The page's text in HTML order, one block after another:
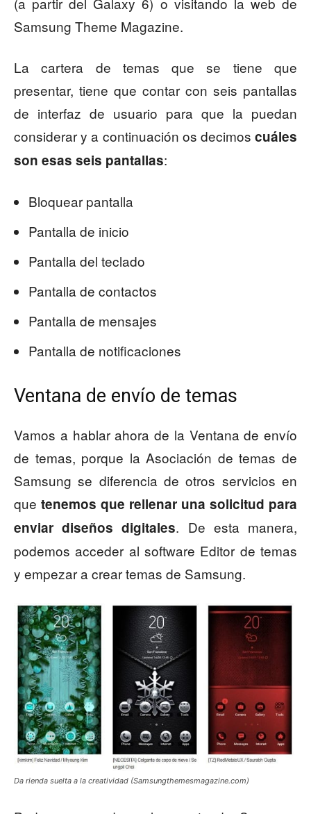
Samsung Theme Magazine.
La cartera de temas que se tiene que
presentar, tiene que contar con seis pantallas
de interfaz de usuario para que la puedan
considerar y a continuación os decimos cuáles
son esas seis pantallas:
Bloquear pantalla
Pantalla de inicio
Pantalla del teclado
Pantalla de contactos
Pantalla de mensajes
Pantalla de notificaciones
Ventana de envío de temas
Vamos a hablar ahora de la Ventana de envío
de temas, porque la Asociación de temas de
Samsung se diferencia de otros servicios en
que tenemos que rellenar una solicitud para
enviar diseños digitales. De esta manera,
podemos acceder al software Editor de temas
y empezar a crear temas de Samsung.
Da rienda suelta a la creatividad (Samsungthemesmagazine.com)